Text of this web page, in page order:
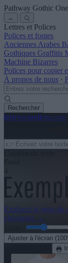
Pathway Gothic One
←
Lettres et Polices
Polices et fontes
Anciennes Arabes
Gothiques Graffitis
Machine Bizarres
Polices pour copier
À propos de nous ·
Rechercher
lettresetpolices.com
Explorez le reste de
classiques →
Ajuster à l'écran